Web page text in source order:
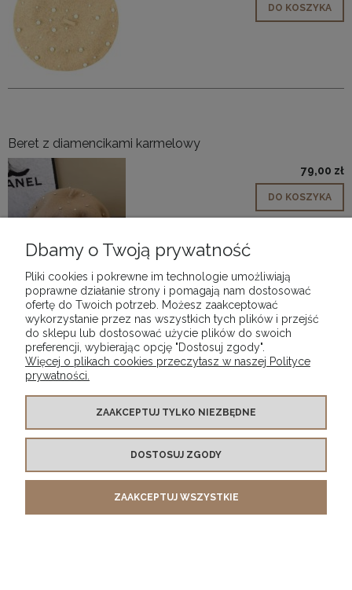
DO KOSZYKA
Beret z diamencikami karmelowy
79,00 zł
DO KOSZYKA
Spodnie dla chłopca w szarą kratkę
99,00 zł
Dbamy o Twoją prywatność
Pliki cookies i pokrewne im technologie umożliwiają
poprawne działanie strony i pomagają nam dostosować
ofertę do Twoich potrzeb. Możesz zaakceptować
wykorzystanie przez nas wszystkich tych plików i przejść
do sklepu lub dostosować użycie plików do swoich
preferencji, wybierając opcję "Dostosuj zgody".
Więcej o plikach cookies przeczytasz w naszej Polityce
prywatności.
ZAAKCEPTUJ TYLKO NIEZBĘDNE
DOSTOSUJ ZGODY
ZAAKCEPTUJ WSZYSTKIE